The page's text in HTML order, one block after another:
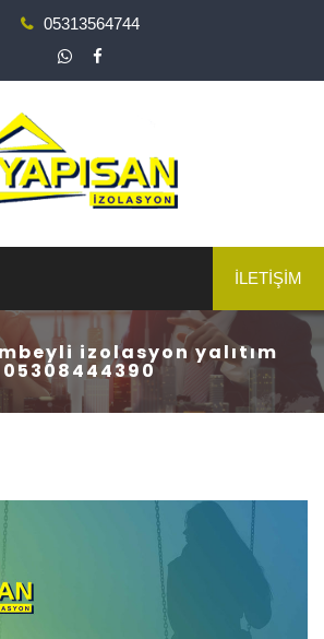
05313564744
İLETİŞİM
izolasyon yalıtım
05308444390